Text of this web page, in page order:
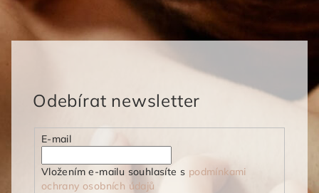
Odebírat newsletter
E-mail
Vložením e-mailu souhlasíte s podmínkami
ochrany osobních údajů